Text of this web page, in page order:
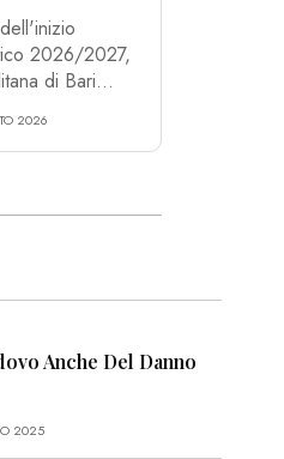
2026/2027,
di Bari...
2026
Anche Del Danno
2025